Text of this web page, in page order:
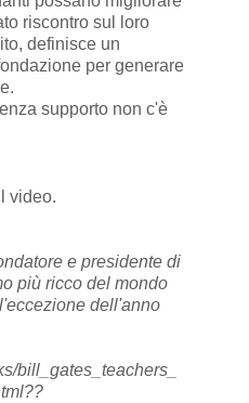
riscontro sul loro
definisce un
per generare
supporto non c'è
video.
e presidente di
più ricco del mondo
dell'anno
bill_gates_teachers_